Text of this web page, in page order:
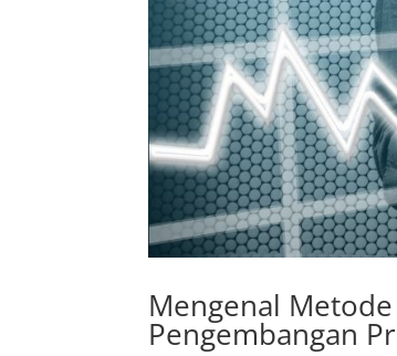
Mengenal
Pengembangan